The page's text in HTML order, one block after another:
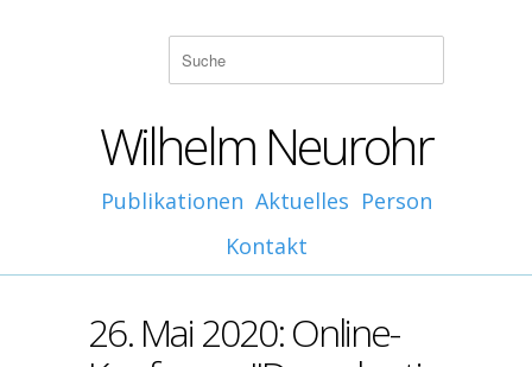
Wilhelm Neurohr
Publikationen Aktuelles Person
Kontakt
26. Mai 2020: Online-